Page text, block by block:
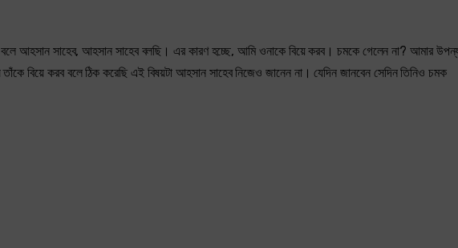
বলে আহসান সাহেব, আহসান সাহেব বলছি। এর কারণ হচ্ছে, আমি ওনাকে বিয়ে করব। চমকে গেলেন না? আমার
বিয়ে করব বলে ঠিক করেছি এই বিষয়টা আহসান সাহেব নিজেও জানেন না। যেদিন জানবেন সেদিন তিনিও চমক